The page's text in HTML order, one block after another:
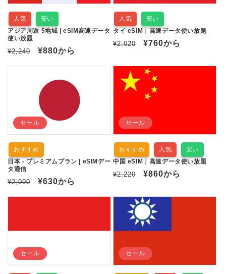
人気
安い
アジア周遊 5地域 | eSIM高速データ
使い放題
通
¥2,240
セ
価
格
¥880から
人気
安い
タイ eSIM｜高速データ使い放題
通
価
格
¥2,020
セ
ル
価
格
¥760から
セール
おすすめ
日本 - プレミアムプラン | eSIMデー
タ通信
通
¥2,000
セ
格
¥630から
セール
おすすめ 人気
安い
中国 eSIM｜高速データ使い放題
通
価
¥2,220
セ
ル
価
格
¥860から
セール セール